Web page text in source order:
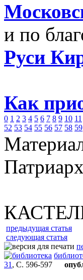
и по
Руси
Как
0 1 2 3 4 5 6 7 8 9 10 11
52 53 54 55 56 57 58 59
предыдущая статья
следующая статья
31 , С. 596-597